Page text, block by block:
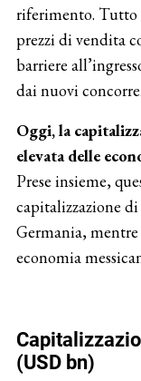
riferimento. Tutto
prezzi di vendita
barriere
dai nuovi
Oggi, la
elevata delle
Prese insieme,
capitalizzazione
Germania, mentre
economia